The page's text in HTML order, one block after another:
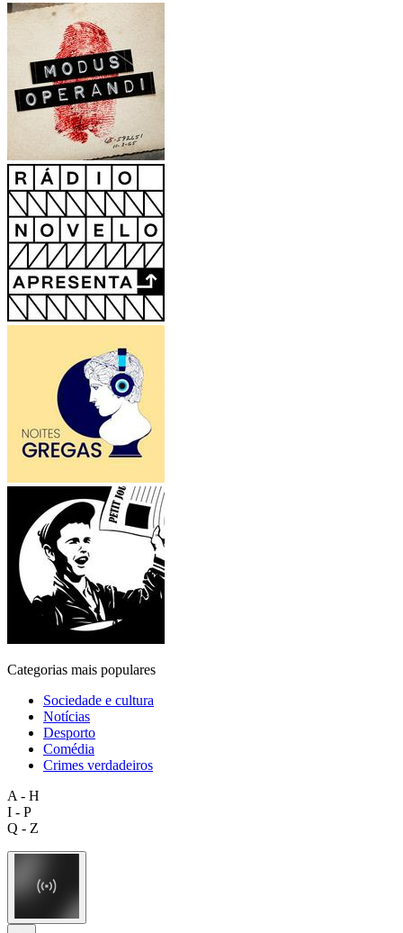
Categorias mais populares
Sociedade e cultura
Notícias
Desporto
Comédia
Crimes verdadeiros
A - H
I - P
Q - Z